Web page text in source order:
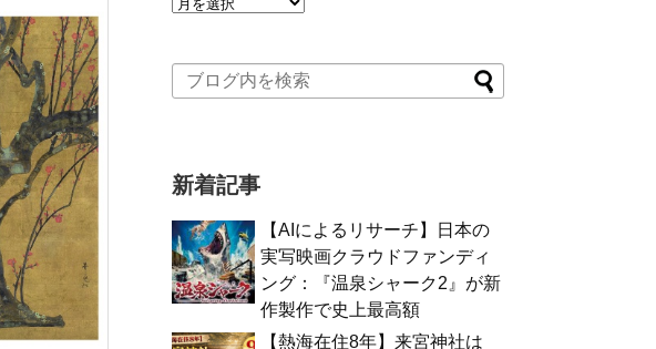
新着記事
【AIによるリサーチ】日本の
実写映画クラウドファンディ
ング：『温泉シャーク2』が新
作製作で史上最高額
【熱海在住8年】来宮神社は